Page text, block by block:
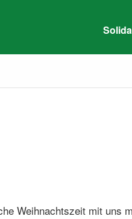
Weihnachtszeit mit uns